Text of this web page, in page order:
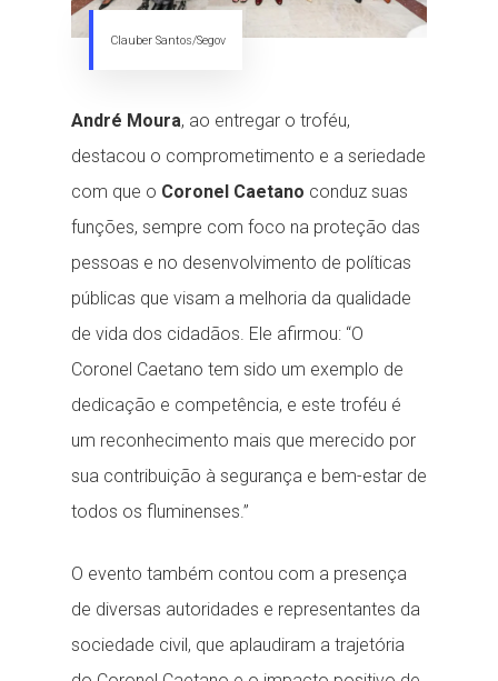
Clauber Santos/Segov
André Moura, ao entregar o troféu,
destacou o comprometimento e a seriedade
com que o Coronel Caetano conduz suas
funções, sempre com foco na proteção das
pessoas e no desenvolvimento de políticas
públicas que visam a melhoria da qualidade
de vida dos cidadãos. Ele afirmou: “O
Coronel Caetano tem sido um exemplo de
dedicação e competência, e este troféu é
um reconhecimento mais que merecido por
sua contribuição à segurança e bem-estar de
todos os fluminenses.”
O evento também contou com a presença
de diversas autoridades e representantes da
sociedade civil, que aplaudiram a trajetória